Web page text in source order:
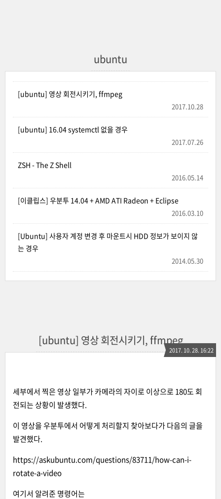
ubuntu
[ubuntu] 영상 회전시키기, ffmpeg
2017.10.28
[ubuntu] 16.04 systemctl 없을 경우
2017.07.26
ZSH - The Z Shell
2016.05.14
[이클립스] 우분투 14.04 + AMD ATI Radeon + Eclipse
2016.03.10
[Ubuntu] 사용자 계정 변경 후 마운트시 HDD 정보가 보이지 않
는 경우
2014.05.30
[ubuntu] 영상 회전시키기, ffmpeg
2017. 10. 28. 16:22
세부에서 찍은 영상 일부가 카메라의 자이로 이상으로 180도 회
전되는 상황이 발생했다.
이 영상을 우분투에서 어떻게 처리할지 찾아보다가 다음의 글을
발견했다.
https://askubuntu.com/questions/83711/how-can-i-
rotate-a-video
여기서 알려준 명령어는